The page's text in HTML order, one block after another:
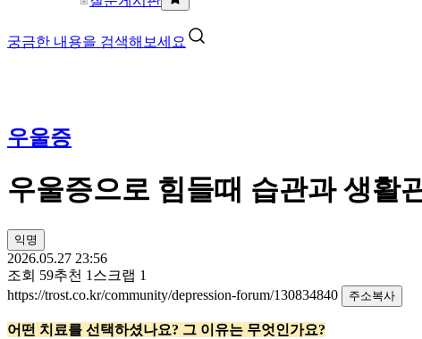
궁금한 내용을 검색해보세요
우울증
우울증으로 힘들때 습관과 생활
익명
2026.05.27 23:56
조회 59추천 1 스크랩 1
https://trost.co.kr/community/depression-forum/130834840
주소복사
어떤 치료를 선택하셨나요? 그 이유는 무엇인가요?